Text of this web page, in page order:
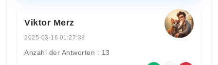
Viktor Merz
2025-03-16 01:27:38
Anzahl der Antworten : 13